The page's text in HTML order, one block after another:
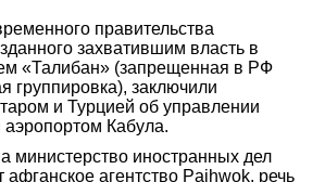
правительства
захватившим власть в
«Талибан» (запрещенная в РФ
группировка), заключили
и Турцией об управлении
Кабула.
министерство иностранных дел
афганское агентство Pajhwok, речь